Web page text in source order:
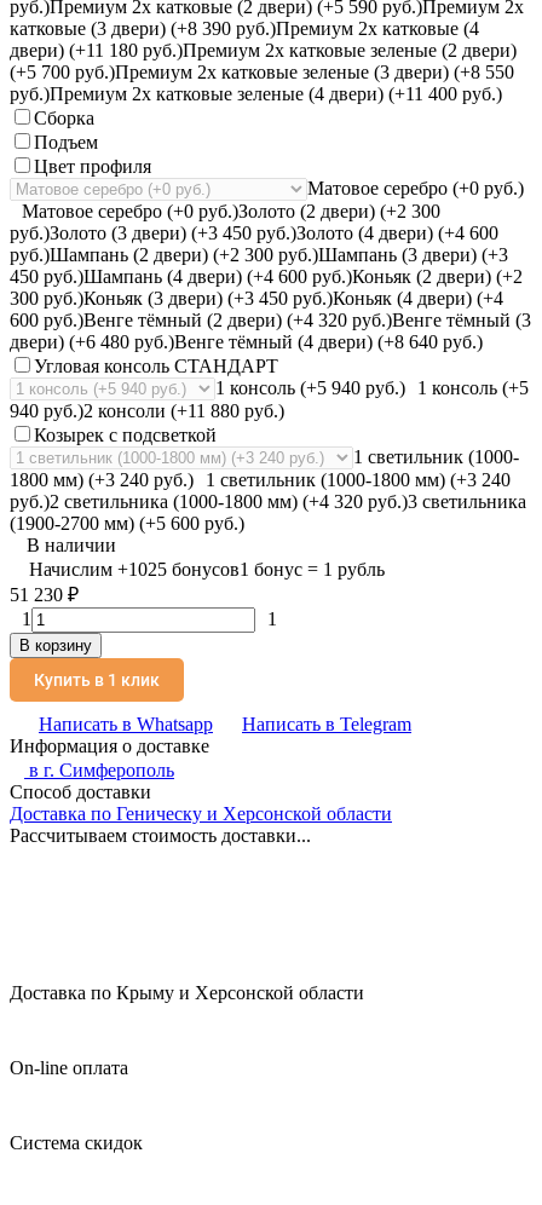
руб.)Премиум 2х катковые (2 двери) (+5 590 руб.)Премиум 2х
катковые (3 двери) (+8 390 руб.)Премиум 2х катковые (4
двери) (+11 180 руб.)Премиум 2х катковые зеленые (2 двери)
(+5 700 руб.)Премиум 2х катковые зеленые (3 двери) (+8 550
руб.)Премиум 2х катковые зеленые (4 двери) (+11 400 руб.)
Сборка
Подъем
Цвет профиля
Матовое серебро (+0 руб.)
Матовое серебро (+0 руб.)Золото (2 двери) (+2 300
руб.)Золото (3 двери) (+3 450 руб.)Золото (4 двери) (+4 600
руб.)Шампань (2 двери) (+2 300 руб.)Шампань (3 двери) (+3
450 руб.)Шампань (4 двери) (+4 600 руб.)Коньяк (2 двери) (+2
300 руб.)Коньяк (3 двери) (+3 450 руб.)Коньяк (4 двери) (+4
600 руб.)Венге тёмный (2 двери) (+4 320 руб.)Венге тёмный (3
двери) (+6 480 руб.)Венге тёмный (4 двери) (+8 640 руб.)
Угловая консоль СТАНДАРТ
1 консоль (+5 940 руб.)
1 консоль (+5
940 руб.)2 консоли (+11 880 руб.)
Козырек с подсветкой
1 светильник (1000-
1800 мм) (+3 240 руб.)
1 светильник (1000-1800 мм) (+3 240
руб.)2 светильника (1000-1800 мм) (+4 320 руб.)3 светильника
(1900-2700 мм) (+5 600 руб.)
В наличии
Начислим +1025 бонусов1 бонус = 1 рубль
51 230 ₽
1
1
В корзину
Купить в 1 клик
Написать в Whatsapp
Написать в Telegram
Информация о доставке
в г. Симферополь
Способ доставки
Доставка по Геническу и Херсонской области
Рассчитываем стоимость доставки...
Доставка по Крыму и Херсонской области
On-line оплата
Система скидок